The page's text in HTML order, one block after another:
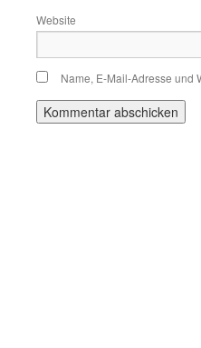
Website
Name, E-Mail-Adresse und